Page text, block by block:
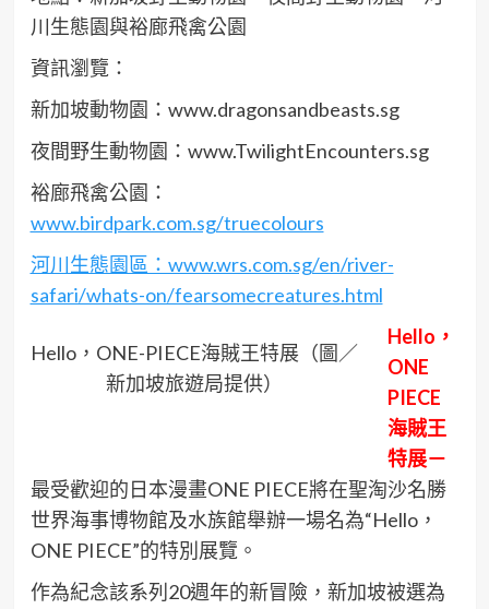
川生態園與裕廊飛禽公園
資訊瀏覽：
新加坡動物園：www.dragonsandbeasts.sg
夜間野生動物園：www.TwilightEncounters.sg
裕廊飛禽公園：
www.birdpark.com.sg/truecolours
河川生態園區：www.wrs.com.sg/en/river-
safari/whats-on/fearsomecreatures.html
Hello，ONE-PIECE海賊王特展（圖／
新加坡旅遊局提供）
Hello ，
ONE
PIECE
海賊王
特展－
最受歡迎的日本漫畫ONE PIECE將在聖淘沙名勝
世界海事博物館及水族館舉辦一場名為“Hello，
ONE PIECE”的特別展覽。
作為紀念該系列20週年的新冒險，新加坡被選為